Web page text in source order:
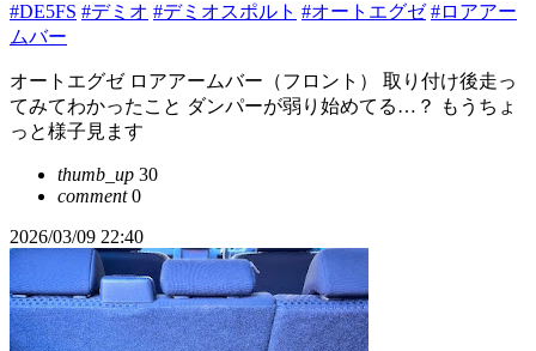
#DE5FS #デミオ #デミオスポルト #オートエグゼ #ロアアー
ムバー
オートエグゼ ロアアームバー（フロント） 取り付け後走っ
てみてわかったこと ダンパーが弱り始めてる…？ もうちょ
っと様子見ます
thumb_up 30
comment0
2026/03/09 22:40